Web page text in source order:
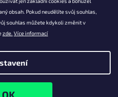
obsah. Pokud neudělíte svůj souhlas,
souhlas můžete kdykoli změnit v
zde. Více informací